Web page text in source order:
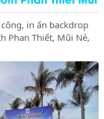
Chuyên Nghiệp
in ấn backdrop
Phan Thiết, Mũi Né,
Cam kết chất lượng
độ. Gọi ngay!